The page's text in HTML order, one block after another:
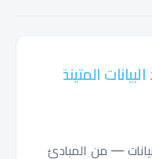
المتينة: دليل
— من المبادئ